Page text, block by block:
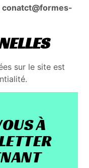
conatct@formes-
sur le site est
À